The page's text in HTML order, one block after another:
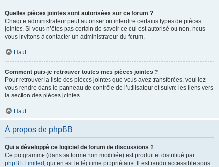
Quelles pièces jointes sont autorisées sur ce forum ?
Chaque administrateur peut autoriser ou interdire certains types de pièces
jointes. Si vous n’êtes pas certain de savoir ce qui est autorisé ou non, nous
vous invitons à contacter un administrateur du forum.
Haut
Comment puis-je retrouver toutes mes pièces jointes ?
Pour retrouver la liste des pièces jointes que vous avez transférées, veuillez
vous rendre dans le panneau de contrôle de l’utilisateur et suivre les liens vers
la section des pièces jointes.
Haut
À propos de phpBB
Qui a développé ce logiciel de forum de discussions ?
Ce programme (dans sa forme non modifiée) est produit et distribué par
phpBB Limited , qui en est le légitime propriétaire. Il est rendu accessible sous